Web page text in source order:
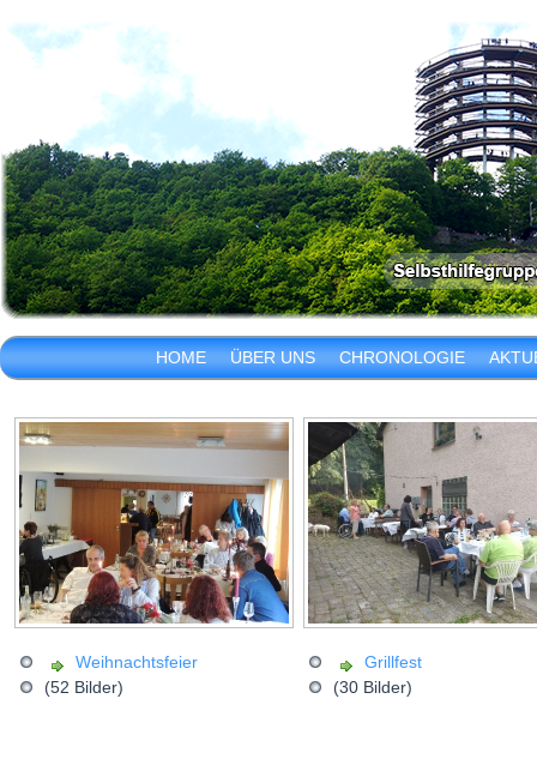
HOME ÜBER UNS CHRONOLOGIE
Weihnachtsfeier
(52 Bilder)
Grillfest
(30 Bilder)